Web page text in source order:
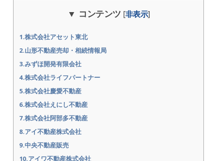
コンテンツ [非表示]
1.株式会社アセット東北
2.山形不動産売却・相続情報局
3.みずほ開発有限会社
4.株式会社ライフパートナー
5.株式会社慶愛不動産
6.株式会社えにし不動産
7.株式会社阿部多不動産
8.アイ不動産株式会社
9.中央不動産販売
10.アイワ不動産株式会社